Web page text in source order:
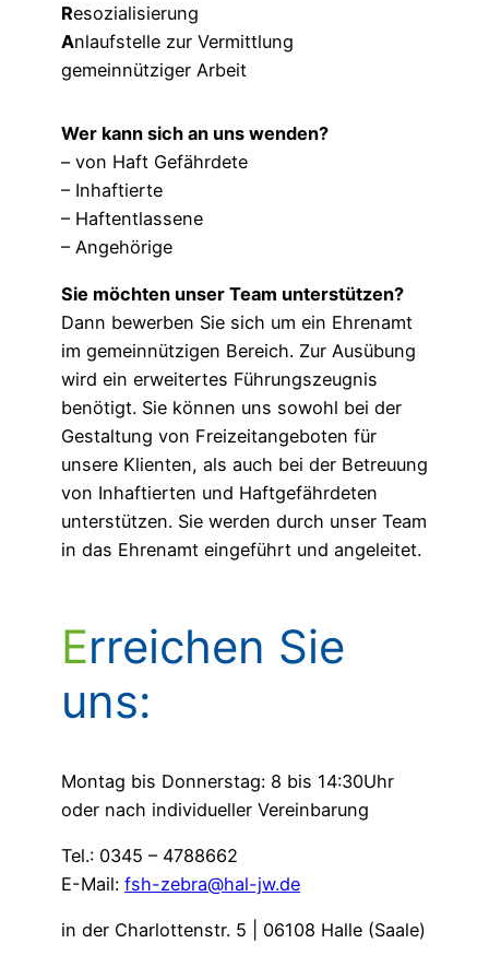
Resozialisierung
Anlaufstelle zur Vermittlung
gemeinnütziger Arbeit
Wer kann sich an uns wenden?
– von Haft Gefährdete
– Inhaftierte
– Haftentlassene
– Angehörige
Sie möchten unser Team unterstützen?
Dann bewerben Sie sich um ein Ehrenamt
im gemeinnützigen Bereich. Zur Ausübung
wird ein erweitertes Führungszeugnis
benötigt. Sie können uns sowohl bei der
Gestaltung von Freizeitangeboten für
unsere Klienten, als auch bei der Betreuung
von Inhaftierten und Haftgefährdeten
unterstützen. Sie werden durch unser Team
in das Ehrenamt eingeführt und angeleitet.
Erreichen Sie
uns:
Montag bis Donnerstag: 8 bis 14:30Uhr
oder nach individueller Vereinbarung
Tel.: 0345 – 4788662
E-Mail: fsh-zebra@hal-jw.de
in der Charlottenstr. 5 | 06108 Halle (Saale)